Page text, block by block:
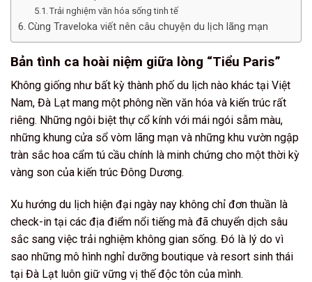
Trải nghiệm văn hóa sống tinh tế
Cùng Traveloka viết nên câu chuyện du lịch lãng mạn
Bản tình ca hoài niệm giữa lòng “Tiểu Paris”
Không giống như bất kỳ thành phố du lịch nào khác tại Việt
Nam, Đà Lạt mang một phông nền văn hóa và kiến trúc rất
riêng. Những ngôi biệt thự cổ kính với mái ngói sẫm màu,
những khung cửa sổ vòm lãng mạn và những khu vườn ngập
tràn sắc hoa cẩm tú cầu chính là minh chứng cho một thời kỳ
vàng son của kiến trúc Đông Dương.
Xu hướng du lịch hiện đại ngày nay không chỉ đơn thuần là
check-in tại các địa điểm nổi tiếng mà đã chuyển dịch sâu
sắc sang việc trải nghiệm không gian sống. Đó là lý do vì
sao những mô hình nghỉ dưỡng boutique và resort sinh thái
tại Đà Lạt luôn giữ vững vị thế độc tôn của mình.